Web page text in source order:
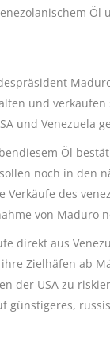
und
und Venezuela
Öl
noch in den
des
von Maduro
direkt aus
Zielhäfen ab
der USA zu